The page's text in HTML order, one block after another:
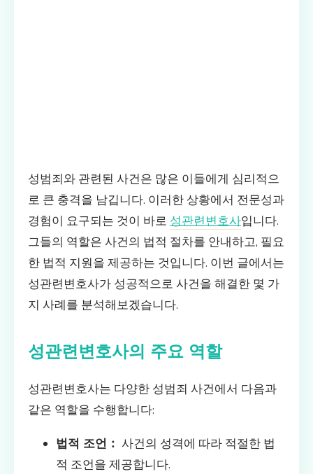
성범죄와 관련된 사건은 많은 이들에게 심리적으
로 큰 충격을 남깁니다. 이러한 상황에서 전문성과
경험이 요구되는 것이 바로 성관련변호사입니다.
그들의 역할은 사건의 법적 절차를 안내하고, 필요
한 법적 지원을 제공하는 것입니다. 이번 글에서는
성관련변호사가 성공적으로 사건을 해결한 몇 가
지 사례를 분석해보겠습니다.
성관련변호사의 주요 역할
성관련변호사는 다양한 성범죄 사건에서 다음과
같은 역할을 수행합니다:
법적 조언： 사건의 성격에 따라 적절한 법
적 조언을 제공합니다.